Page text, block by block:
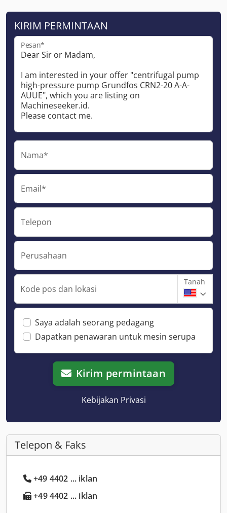
KIRIM PERMINTAAN
Pesan*
Nama*
Email*
Telepon
Perusahaan
Kode pos dan lokasi
Tanah
Saya adalah seorang pedagang
Dapatkan penawaran untuk mesin serupa
Kirim permintaan
Kebijakan Privasi
Telepon & Faks
+49 4402 ... iklan
+49 4402 ... iklan